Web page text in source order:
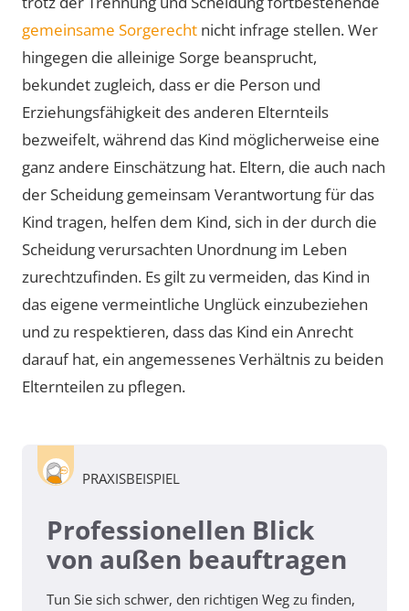
gemeinsame Sorgerecht nicht infrage stellen. Wer
hingegen die alleinige Sorge beansprucht,
bekundet zugleich, dass er die Person und
Erziehungsfähigkeit des anderen Elternteils
bezweifelt, während das Kind möglicherweise eine
ganz andere Einschätzung hat. Eltern, die auch nach
der Scheidung gemeinsam Verantwortung für das
Kind tragen, helfen dem Kind, sich in der durch die
Scheidung verursachten Unordnung im Leben
zurechtzufinden. Es gilt zu vermeiden, das Kind in
das eigene vermeintliche Unglück einzubeziehen
und zu respektieren, dass das Kind ein Anrecht
darauf hat, ein angemessenes Verhältnis zu beiden
Elternteilen zu pflegen.
PRAXISBEISPIEL
Professionellen Blick
von außen beauftragen
Tun Sie sich schwer, den richtigen Weg zu finden,